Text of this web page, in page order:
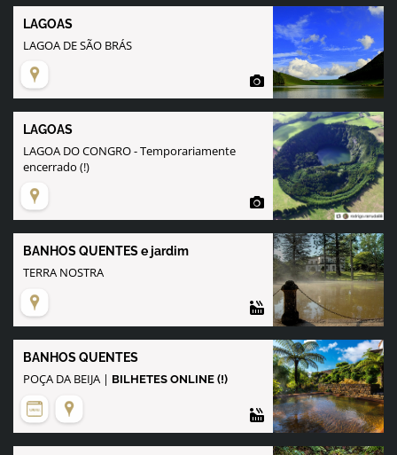
LAGOAS
LAGOA DE SÃO BRÁS
LAGOAS
LAGOA DO CONGRO - Temporariamente
encerrado (!)
BANHOS QUENTES e jardim
TERRA NOSTRA
BANHOS QUENTES
POÇA DA BEIJA | BILHETES ONLINE (!)